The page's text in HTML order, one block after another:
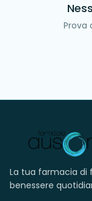
Prova
La tua farmacia di
benessere